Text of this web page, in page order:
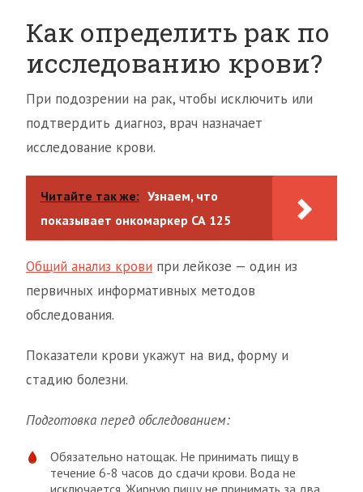
Как определить рак по
исследованию крови?
При подозрении на рак, чтобы исключить или
подтвердить диагноз, врач назначает
исследование крови.
Читайте так же: Узнаем, что
показывает онкомаркер СА 125
Общий анализ крови при лейкозе — один из
первичных информативных методов
обследования.
Показатели крови укажут на вид, форму и
стадию болезни.
Подготовка перед обследованием:
Обязательно натощак. Не принимать пищу в
течение 6-8 часов до сдачи крови. Вода не